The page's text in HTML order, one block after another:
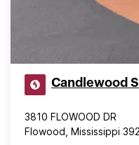
Candlewood
3810 FLOWOOD DR
Flowood, Mississippi